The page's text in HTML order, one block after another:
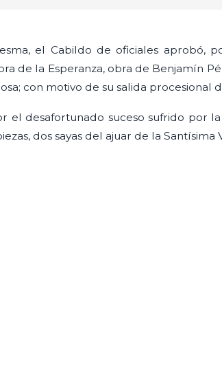
el Cabildo de oficiales aprobó,
de la Esperanza, obra de Benjamín
con motivo de su salida procesional
el desafortunado suceso sufrido por
dos sayas del ajuar de la Santísima